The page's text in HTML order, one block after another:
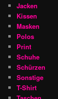
Jacken
Kissen
Masken
Polos
Print
Schuhe
Schürzen
Sonstige
T-Shirt